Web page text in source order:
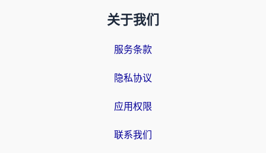
关于我们
服务条款
隐私协议
应用权限
联系我们